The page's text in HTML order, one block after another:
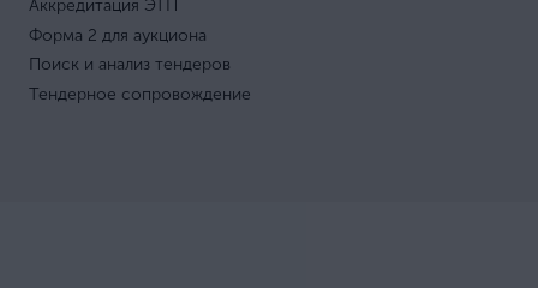
Аккредитация ЭТП
Форма 2 для аукциона
Поиск и анализ тендеров
Тендерное сопровождение